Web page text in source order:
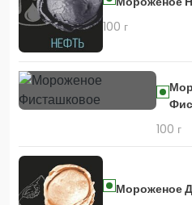
Скидка 450 руб. на первый
100 г
100 г
Мороженое